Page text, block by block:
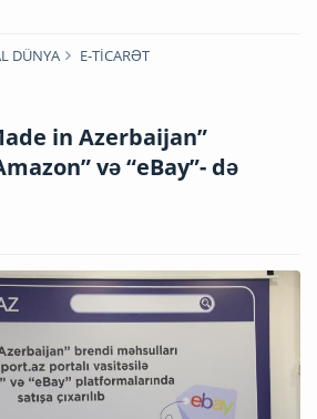
DÜNYA E-TİCARƏT
in Azerbaijan”
və “eBay”- də